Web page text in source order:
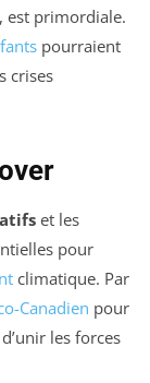
est primordiale.
pourraient
crises
et les
pour
climatique. Par
Canadien pour
les forces